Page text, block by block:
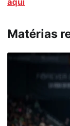
Matérias